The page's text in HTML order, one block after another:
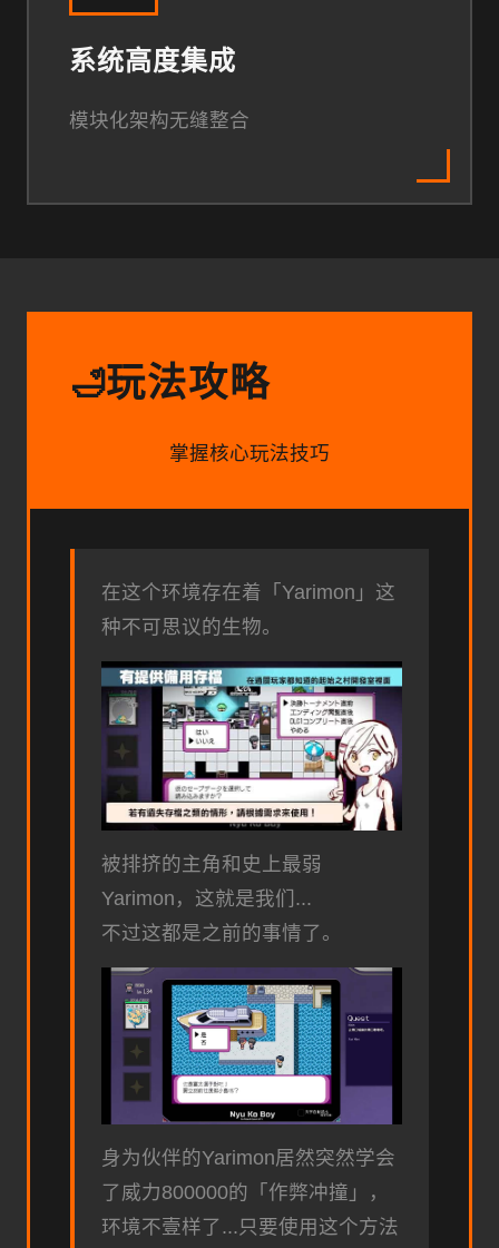
系统高度集成
模块化架构无缝整合
🛁玩法攻略
掌握核心玩法技巧
在这个环境存在着「Yarimon」这
种不可思议的生物。
被排挤的主角和史上最弱
Yarimon，这就是我们...
不过这都是之前的事情了。
身为伙伴的Yarimon居然突然学会
了威力800000的「作弊冲撞」，
环境不壹样了...只要使用这个方法